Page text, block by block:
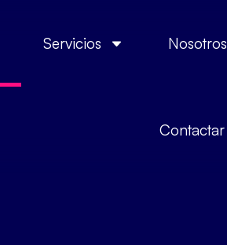
Servicios Nosotros
Contactar